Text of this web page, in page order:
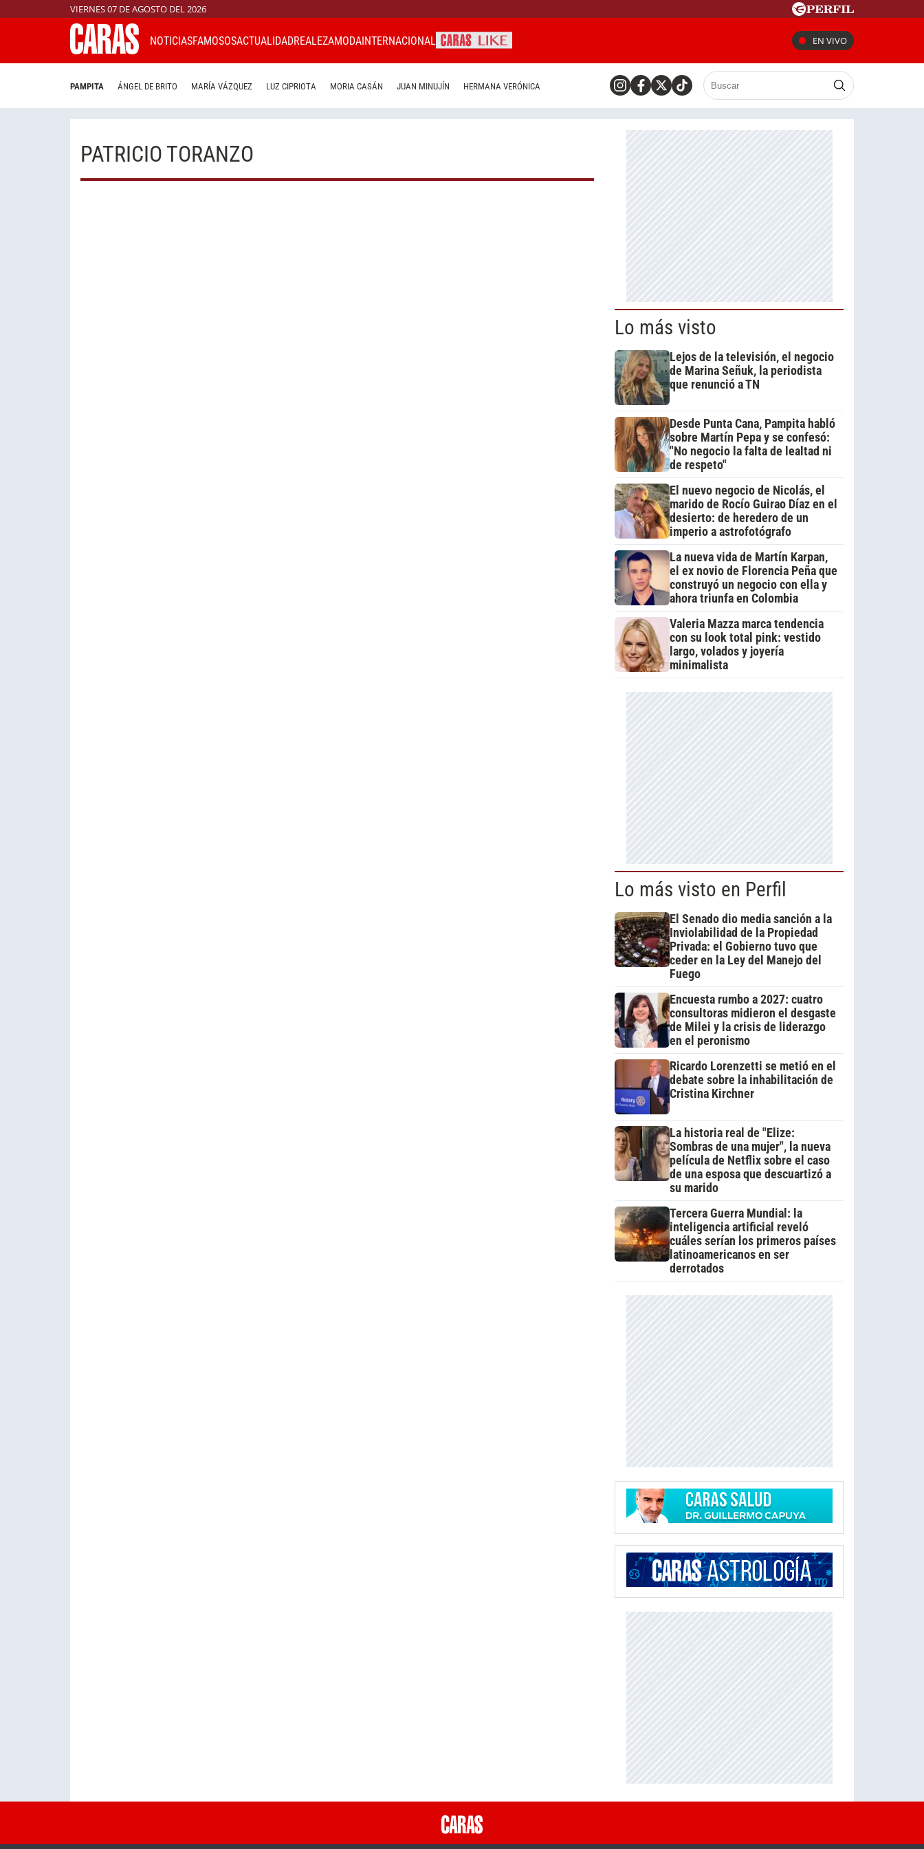
VIERNES 07 DE AGOSTO DEL 2026
NOTICIASFAMOSOSACTUALIDADREALEZAMODAINTERNACIONAL EN VIVO
PAMPITA ÁNGEL DE BRITO MARÍA VÁZQUEZ LUZ CIPRIOTA MORIA CASÁN JUAN MINUJÍN HERMANA VERÓNICA
PATRICIO TORANZO
Lo más visto
Lejos de la televisión, el negocio
de Marina Señuk, la periodista
que renunció a TN
Desde Punta Cana, Pampita habló
sobre Martín Pepa y se confesó:
"No negocio la falta de lealtad ni
de respeto"
El nuevo negocio de Nicolás, el
marido de Rocío Guirao Díaz en el
desierto: de heredero de un
imperio a astrofotógrafo
La nueva vida de Martín Karpan,
el ex novio de Florencia Peña que
construyó un negocio con ella y
ahora triunfa en Colombia
Valeria Mazza marca tendencia
con su look total pink: vestido
largo, volados y joyería
minimalista
Lo más visto en Perfil
El Senado dio media sanción a la
Inviolabilidad de la Propiedad
Privada: el Gobierno tuvo que
ceder en la Ley del Manejo del
Fuego
Encuesta rumbo a 2027: cuatro
consultoras midieron el desgaste
de Milei y la crisis de liderazgo
en el peronismo
Ricardo Lorenzetti se metió en el
debate sobre la inhabilitación de
Cristina Kirchner
La historia real de "Elize:
Sombras de una mujer", la nueva
película de Netflix sobre el caso
de una esposa que descuartizó a
su marido
Tercera Guerra Mundial: la
inteligencia artificial reveló
cuáles serían los primeros países
latinoamericanos en ser
derrotados